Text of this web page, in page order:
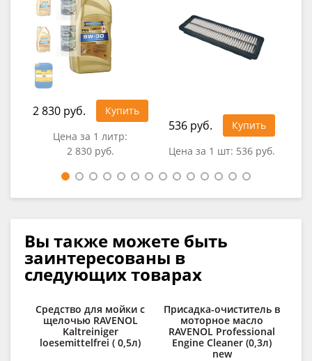
2 830 руб.
Купить
Цена за 1 литр:
2 830 руб.
536 руб.
Купить
Цена за 1 шт: 536 руб.
Вы также можете быть
заинтересованы в
следующих товарах
Средство для мойки с
щелочью RAVENOL
Kaltreiniger
loesemittelfrei ( 0,5л)
Присадка-очиститель в
моторное масло
RAVENOL Professional
Engine Cleaner (0,3л)
new